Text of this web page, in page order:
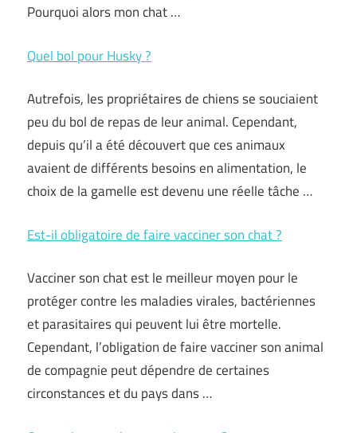
Pourquoi alors mon chat …
Quel bol pour Husky ?
Autrefois, les propriétaires de chiens se souciaient
peu du bol de repas de leur animal. Cependant,
depuis qu’il a été découvert que ces animaux
avaient de différents besoins en alimentation, le
choix de la gamelle est devenu une réelle tâche …
Est-il obligatoire de faire vacciner son chat ?
Vacciner son chat est le meilleur moyen pour le
protéger contre les maladies virales, bactériennes
et parasitaires qui peuvent lui être mortelle.
Cependant, l’obligation de faire vacciner son animal
de compagnie peut dépendre de certaines
circonstances et du pays dans …